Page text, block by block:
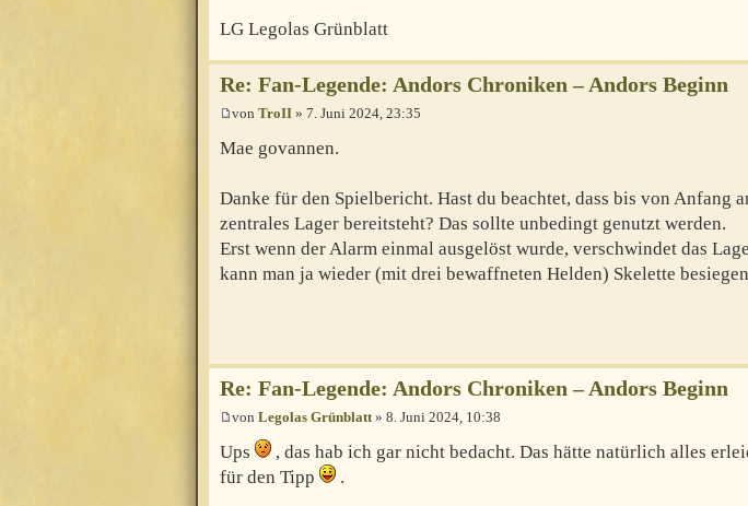
LG Legolas Grünblatt
Re: Fan-Legende: Andors Chroniken – Andors Beginn
von TroII » 7. Juni 2024, 23:35
Mae govannen.
Danke für den Spielbericht. Hast du beachtet, dass bis von Anfang
zentrales Lager bereitsteht? Das sollte unbedingt genutzt werden.
Erst wenn der Alarm einmal ausgelöst wurde, verschwindet das
kann man ja wieder (mit drei bewaffneten Helden) Skelette
Re: Fan-Legende: Andors Chroniken – Andors Beginn
von Legolas Grünblatt » 8. Juni 2024, 10:38
Ups
, das hab ich gar nicht bedacht. Das hätte natürlich alles
für den Tipp
.